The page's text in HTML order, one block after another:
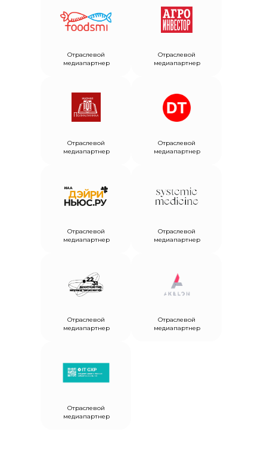
Отраслевой
медиапартнер
Отраслевой
медиапартнер
Отраслевой
медиапартнер
Отраслевой
медиапартнер
Отраслевой
медиапартнер
Отраслевой
медиапартнер
Отраслевой
медиапартнер
Отраслевой
медиапартнер
Отраслевой
медиапартнер